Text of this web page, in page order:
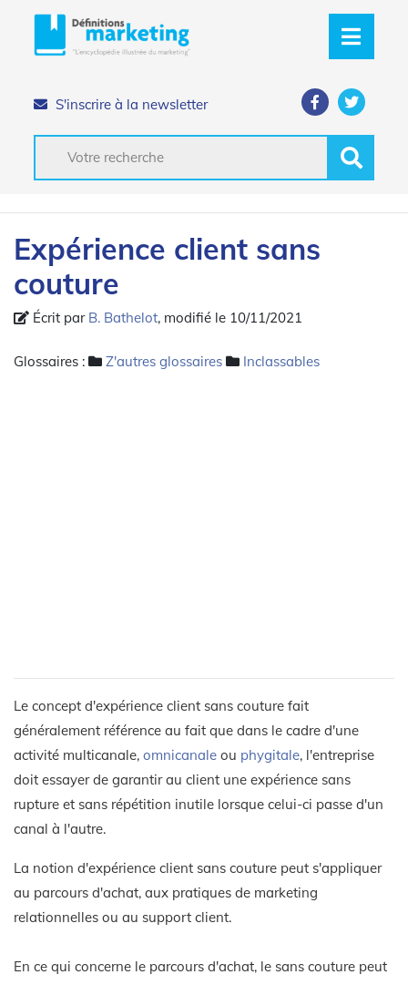
S'inscrire à la newsletter
Expérience client sans
couture
Écrit par B. Bathelot, modifié le 10/11/2021
Glossaires : Z'autres glossaires Inclassables
Le concept d'expérience client sans couture fait
généralement référence au fait que dans le cadre d'une
activité multicanale, omnicanale ou phygitale, l'entreprise
doit essayer de garantir au client une expérience sans
rupture et sans répétition inutile lorsque celui-ci passe d'un
canal à l'autre.
La notion d'expérience client sans couture peut s'appliquer
au parcours d'achat, aux pratiques de marketing
relationnelles ou au support client.
En ce qui concerne le parcours d'achat, le sans couture peut